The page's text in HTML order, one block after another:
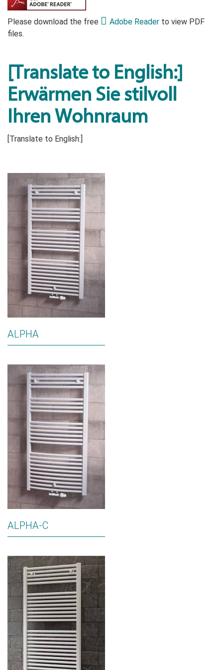
Please download the free Adobe Reader to view PDF
files.
[Translate to English:]
Erwärmen Sie stilvoll
Ihren Wohnraum
[Translate to English:]
ALPHA
ALPHA-C